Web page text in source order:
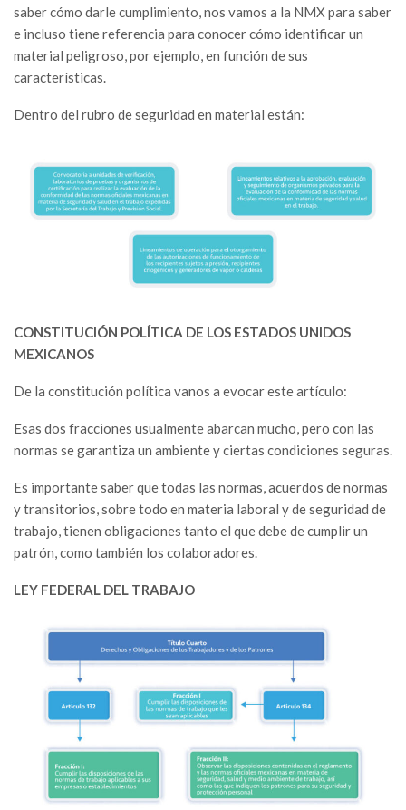
saber cómo darle cumplimiento, nos vamos a la NMX para saber
e incluso tiene referencia para conocer cómo identificar un
material peligroso, por ejemplo, en función de sus
características.
Dentro del rubro de seguridad en material están:
CONSTITUCIÓN POLÍTICA DE LOS ESTADOS UNIDOS
MEXICANOS
De la constitución política vanos a evocar este artículo:
Esas dos fracciones usualmente abarcan mucho, pero con las
normas se garantiza un ambiente y ciertas condiciones seguras.
Es importante saber que todas las normas, acuerdos de normas
y transitorios, sobre todo en materia laboral y de seguridad de
trabajo, tienen obligaciones tanto el que debe de cumplir un
patrón, como también los colaboradores.
LEY FEDERAL DEL TRABAJO